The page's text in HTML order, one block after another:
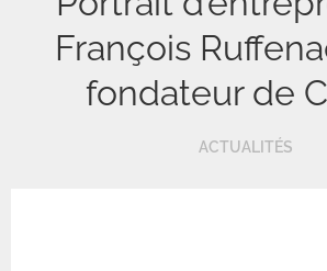
François
fondateur de
ACTUALITÉS